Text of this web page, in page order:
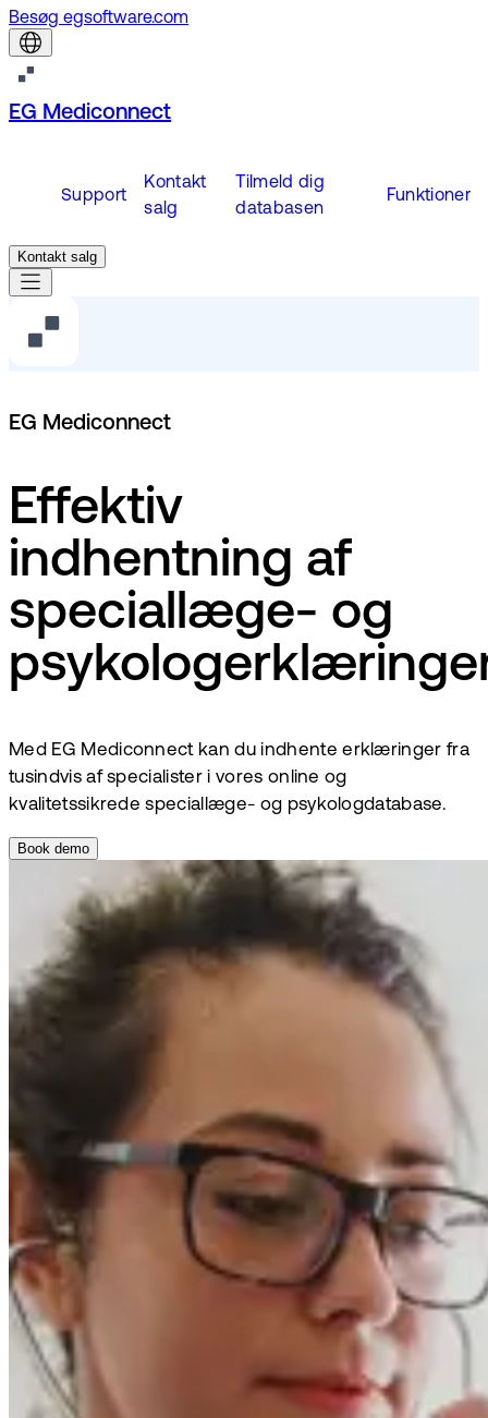
Besøg egsoftware.com
EG Mediconnect
Support
Kontakt
salg
Tilmeld dig
databasen
Funktioner
Kontakt salg
EG Mediconnect
Effektiv
indhentning af
speciallæge- og
Med EG Mediconnect kan du indhente erklæringer fra
tusindvis af specialister i vores online og
kvalitetssikrede speciallæge- og psykologdatabase.
Book demo